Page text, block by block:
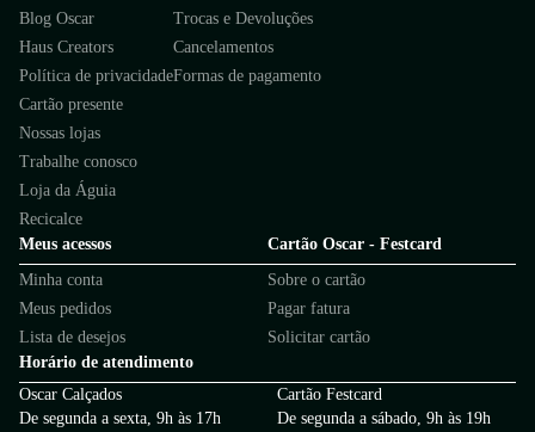
Blog Oscar
Haus Creators
Política de privacidade
Cartão presente
Nossas lojas
Trabalhe conosco
Loja da Águia
Recicalce
Trocas e Devoluções
Cancelamentos
Formas de pagamento
Meus acessos
Minha conta
Meus pedidos
Lista de desejos
Cartão Oscar - Festcard
Sobre o cartão
Pagar fatura
Solicitar cartão
Horário de atendimento
Oscar Calçados
De segunda a sexta, 9h às 17h
Cartão Festcard
De segunda a sábado, 9h às 19h